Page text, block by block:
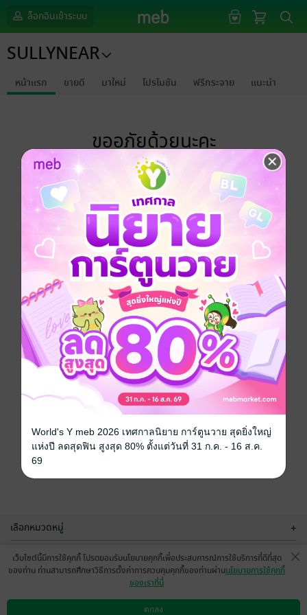
ล็อกอินเข้าระบบ
SULLYNEAR
หน้าแรก ขายดี มาใหม่ โปรโมชัน ฟรีกระจาย แนะนำ
ขออภัยด้วยนะคะ
ไม่พบข้อมูลในหัวข้อที่คุณกำลังชมค่ะ
เลือกหมวดหมู่ +
บริการช่วยเหลือ +
เว็บไซต์นี้มีการใช้คุกกี้ โปรดยอมรับนโยบายคุกกี้เพื่อประสบการณ์การใช้บริการที่ดีที่สุด
ของท่าน ท่านสามารถศึกษาวิธีการตั้งค่าการควบคุมคุกกี้ของท่านผ่านนโยบายการใช้คุกกี้
ของเราที่นี่
ตกลง
World's Y meb 2026 เทศกาลนิยาย การ์ตูนวาย สุดยิ่งใหญ่
แห่งปี ลดสุดฟิน สูงสุด 80% ตั้งแต่วันที่ 31 ก.ค. - 16 ส.ค.
69